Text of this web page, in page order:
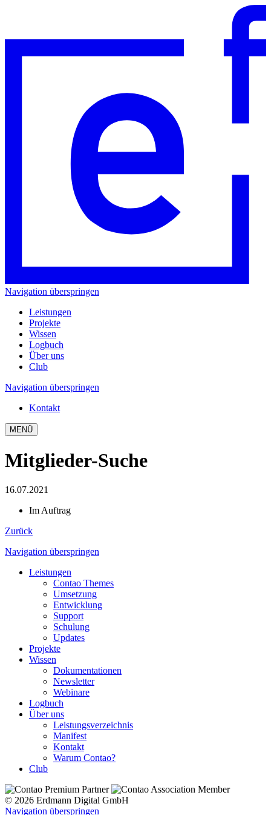
Navigation überspringen
Leistungen
Projekte
Wissen
Logbuch
Über uns
Club
Navigation überspringen
Kontakt
MENÜ
Mitglieder-Suche
16.07.2021
Im Auftrag
Zurück
Navigation überspringen
Leistungen
Contao Themes
Umsetzung
Entwicklung
Support
Schulung
Updates
Projekte
Wissen
Dokumentationen
Newsletter
Webinare
Logbuch
Über uns
Leistungsverzeichnis
Manifest
Kontakt
Warum Contao?
Club
© 2026 Erdmann Digital GmbH
Navigation überspringen